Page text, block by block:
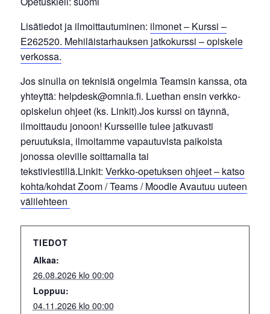
Lisätiedot ja ilmoittautuminen: ilmonet – Kurssi –
E262520. Mehiläistarhauksen jatkokurssi – opiskele
verkossa.
Jos sinulla on teknisiä ongelmia Teamsin kanssa, ota
yhteyttä: helpdesk@omnia.fi. Luethan ensin verkko-
opiskelun ohjeet (ks. Linkit).Jos kurssi on täynnä,
ilmoittaudu jonoon! Kursseille tulee jatkuvasti
peruutuksia, ilmoitamme vapautuvista paikoista
jonossa oleville soittamalla tai
tekstiviestillä.Linkit: Verkko-opetuksen ohjeet – katso
kohta/kohdat Zoom / Teams / MoodleAvautuu uuteen
välilehteen
TIEDOT
Alkaa:
26.08.2026 klo 00:00
Loppuu:
04.11.2026 klo 00:00